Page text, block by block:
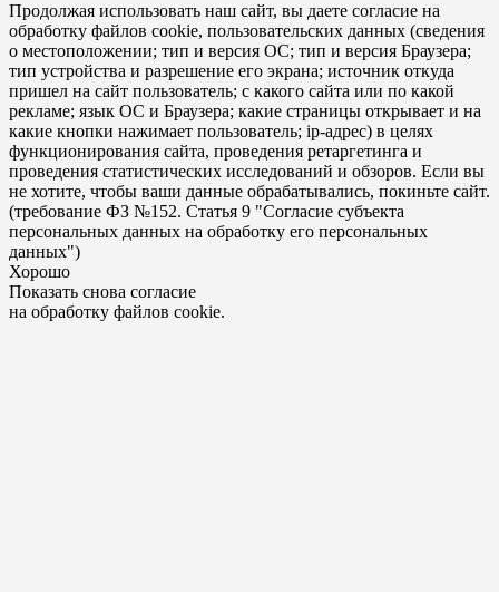
Продолжая использовать наш сайт, вы даете согласие на
обработку файлов cookie, пользовательских данных (сведения
о местоположении; тип и версия ОС; тип и версия Браузера;
тип устройства и разрешение его экрана; источник откуда
пришел на сайт пользователь; с какого сайта или по какой
рекламе; язык ОС и Браузера; какие страницы открывает и на
какие кнопки нажимает пользователь; ip-адрес) в целях
функционирования сайта, проведения ретаргетинга и
проведения статистических исследований и обзоров. Если вы
не хотите, чтобы ваши данные обрабатывались, покиньте сайт.
(требование ФЗ №152. Статья 9 "Согласие субъекта
персональных данных на обработку его персональных
данных")
Хорошо
Показать снова согласие
на обработку файлов cookie.